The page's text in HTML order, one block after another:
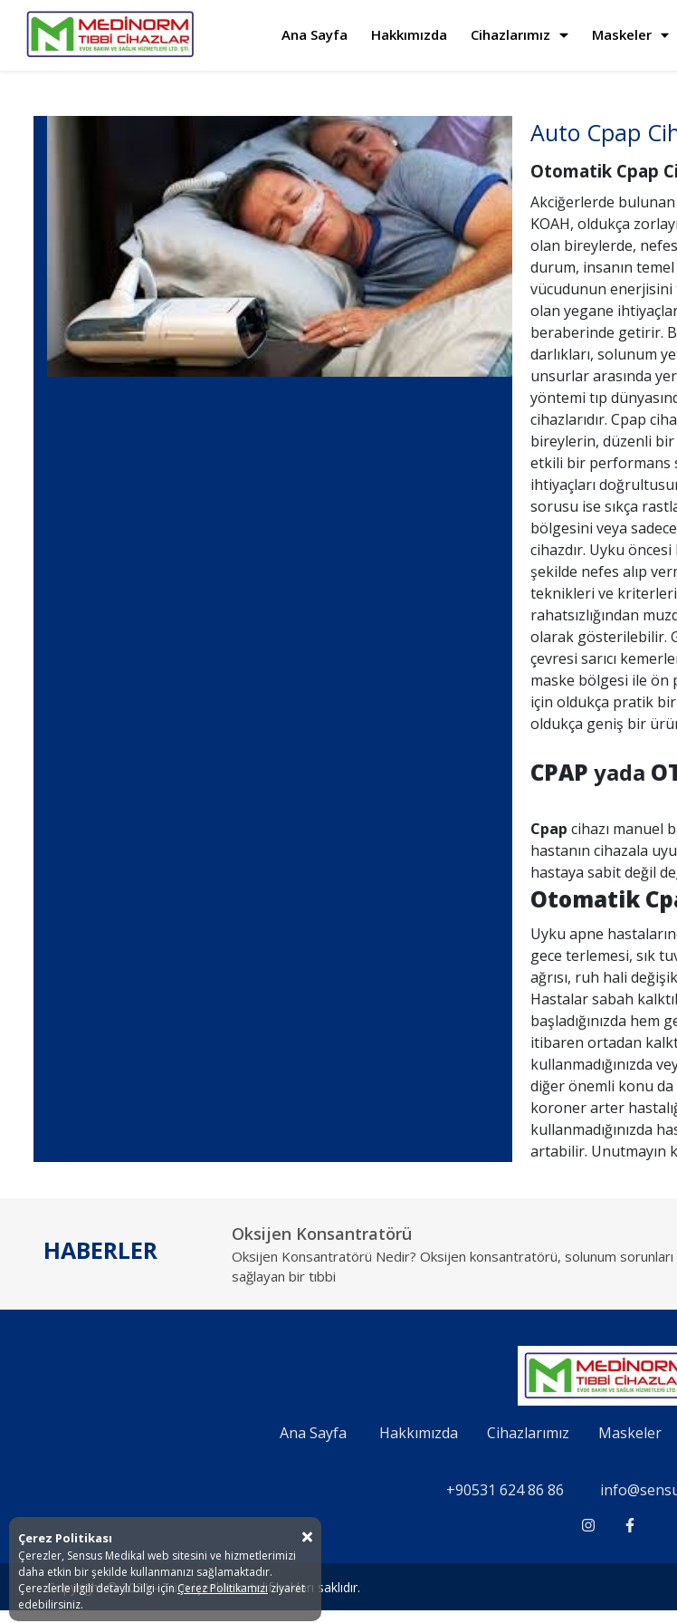
Ana Sayfa Hakkımızda Cihazlarımız Maskeler
Auto Cpap
Otomatik Cpap
Akciğerlerde bulunan
KOAH, oldukça
olan bireylerde,
durum, insanın
vücudunun enerjisini
olan yegane
beraberinde getirir.
darlıkları, solunum
unsurlar arasında
yöntemi tıp
cihazlarıdır. Cpap
bireylerin, düzenli bir
etkili bir performans
ihtiyaçları
sorusu ise sıkça
bölgesini veya
cihazdır. Uyku
şekilde nefes alıp
teknikleri ve
rahatsızlığından
olarak gösterilebilir.
çevresi sarıcı
maske bölgesi ile ön
için oldukça pratik
oldukça geniş bir
CPAP yada
Cpap cihazı manuel
hastanın cihazala
hastaya sabit değil
Otomatik
Uyku apne
gece terlemesi, sık
ağrısı, ruh hali
Hastalar sabah
başladığınızda hem
itibaren ortadan
kullanmadığınızda
diğer önemli konu
koroner arter
kullanmadığınızda
artabilir. Unutmayın
HABERLER
Oksijen Konsantratörü
Oksijen Konsantratörü Nedir? Oksijen konsantratörü, solunum
sağlayan bir tıbbi
Ana Sayfa Hakkımızda Cihazlarımız Maskeler
+90531 624 86 86
Copyright © 2021 - Tüm içeriklerin telif hakları saklıdır.
Çerez Politikası
Çerezler, Sensus Medikal web sitesini ve hizmetlerimizi
daha etkin bir şekilde kullanmanızı sağlamaktadır.
Çerezlerle ilgili detaylı bilgi içinÇerez Politikamızıziyaret
edebilirsiniz.